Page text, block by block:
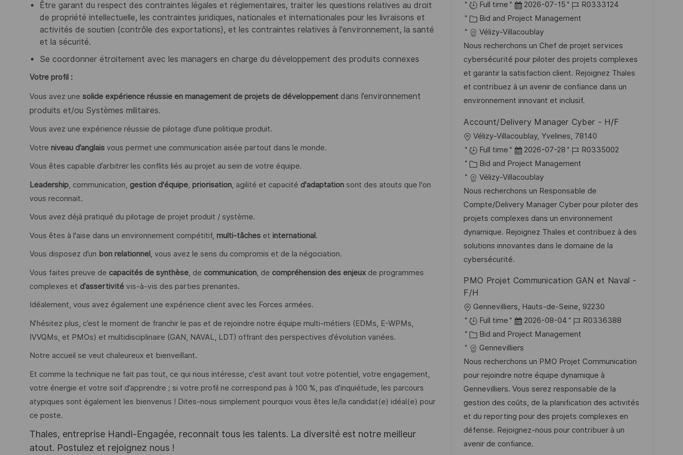
Être garant du respect des contraintes légales et réglementaires, traiter les questions relatives au droit
de propriété intellectuelle, les contraintes juridiques, nationales et internationales pour les livraisons et
activités de soutien (contrôle des exportations), et les contraintes relatives à l'environnement, la santé
et la sécurité.
Se coordonner étroitement avec les managers en charge du développement des produits connexes
Votre profil :
Vous avez une solide expérience réussie en management de projets de développement dans l’environnement
produits et/ou Systèmes militaires.
Vous avez une expérience réussie de pilotage d’une politique produit.
Votre niveau d’anglais vous permet une communication aisée partout dans le monde.
Vous êtes capable d’arbitrer les conflits liés au projet au sein de votre équipe.
Leadership, communication, gestion d'équipe, priorisation, agilité et capacité d'adaptation sont des atouts que l'on
vous reconnait.
Vous avez déjà pratiqué du pilotage de projet produit / système.
Vous êtes à l'aise dans un environnement compétitif, multi-tâches et international.
Vous disposez d’un bon relationnel, vous avez le sens du compromis et de la négociation.
Vous faites preuve de capacités de synthèse, de communication, de compréhension des enjeux de programmes
complexes et d’assertivité vis-à-vis des parties prenantes.
Idéalement, vous avez également une expérience client avec les Forces armées.
N’hésitez plus, c’est le moment de franchir le pas et de rejoindre notre équipe multi-métiers (EDMs, E-WPMs,
IVVQMs, et PMOs) et multidisciplinaire (GAN, NAVAL, LDT) offrant des perspectives d’évolution variées.
Notre accueil se veut chaleureux et bienveillant.
Et comme la technique ne fait pas tout, ce qui nous intéresse, c'est avant tout votre potentiel, votre engagement,
votre énergie et votre soif d’apprendre ; si votre profil ne correspond pas à 100 %, pas d’inquiétude, les parcours
atypiques sont également les bienvenus ! Dites-nous simplement pourquoi vous êtes le/la candidat(e) idéal(e) pour
ce poste.
Thales, entreprise Handi-Engagée, reconnait tous les talents. La diversité est notre meilleur
atout. Postulez et rejoignez nous !
f
e
n
t
l
i
c
h
u
n
g
r
t
Full time
D
a
t
u
m
d
e
r
e
r
ö
f
f
e
n
t
l
i
c
h
n
g
2026-07-15
J
o
-
I
D
R0333124
K
a
t
e
g
o
r
e
Bid and Project Management
Vélizy-Villacoublay
Nous recherchons un Chef de projet services
cybersécurité pour piloter des projets complexes
et garantir la satisfaction client. Rejoignez Thales
et contribuez à un avenir de confiance dans un
environnement innovant et inclusif.
Account/Delivery Manager Cyber - H/F
O
r
t
Vélizy-Villacoublay, Yvelines, 78140
Full time
D
a
t
u
m
d
e
r
V
r
f
h
u
2026-07-28
J
o
-
I
D
R0335002
K
a
t
e
g
o
r
i
Bid and Project Management
Vélizy-Villacoublay
Nous recherchons un Responsable de
Compte/Delivery Manager Cyber pour piloter des
projets complexes dans un environnement
dynamique. Rejoignez Thales et contribuez à des
solutions innovantes dans le domaine de la
cybersécurité.
PMO Projet Communication GAN et Naval -
F/H
O
r
t
Gennevilliers, Hauts-de-Seine, 92230
Full time
D
a
t
u
m
d
e
r
V
e
2026-08-04
J
o
-
I
D
R0336388
K
a
t
e
g
o
r
i
e
Bid and Project Management
Gennevilliers
Nous recherchons un PMO Projet Communication
pour rejoindre notre équipe dynamique à
Gennevilliers. Vous serez responsable de la
gestion des coûts, de la planification des activités
et du reporting pour des projets complexes en
défense. Rejoignez-nous pour contribuer à un
avenir de confiance.